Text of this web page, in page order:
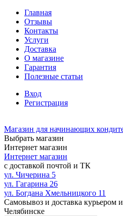
Главная
Отзывы
Контакты
Услуги
Доставка
О магазине
Гарантия
Полезные статьи
Вход
Регистрация
Магазин для начинающих
Выбрать магазин
Интернет магазин
Интернет магазин
с доставкой почтой и ТК
ул. Чичерина 5
ул. Гагарина 26
ул. Богдана Хмельницкого 11
Самовывоз и доставка курьером
Челябинске